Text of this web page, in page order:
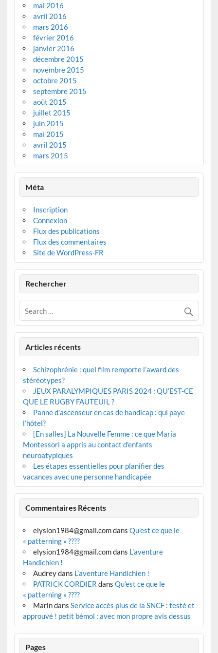
mai 2016
avril 2016
mars 2016
février 2016
janvier 2016
décembre 2015
novembre 2015
octobre 2015
septembre 2015
août 2015
juillet 2015
juin 2015
mai 2015
avril 2015
mars 2015
Méta
Inscription
Connexion
Flux des publications
Flux des commentaires
Site de WordPress-FR
Rechercher
Articles récents
Schizophrénie : quel film remporte l’award des
stéréotypes?
JEUX PARALYMPIQUES PARIS 2024 : QU’EST-CE
QUE LE RUGBY FAUTEUIL ?
Panne d’ascenseur en cas de handicap : qui paye
l’hôtel?
[En salles] La Nouvelle Femme : ce que Maria
Montessori a appris au contact d’enfants
neuroatypiques
Les étapes essentielles pour planifier des
vacances avec une personne handicapée
Commentaires Récents
elysion1984@gmail.comdans Qu’est ce que le
« patterning » ????
elysion1984@gmail.comdans L’aventure
Handichien !
Audreydans L’aventure Handichien !
PATRICK CORDIER dans Qu’est ce que le
« patterning » ????
Marindans Service accès plus de la SNCF : testé et
approuvé ! petit bémol : avec mon propre avis dessus
Pages